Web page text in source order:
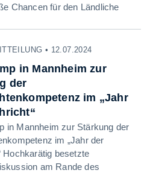
Chancen für den Ländliche
• 12.07.2024
in Mannheim zur
der
im „Jahr
in Mannheim zur Stärkung der
im „Jahr der
Hochkarätig besetzte
am Rande des